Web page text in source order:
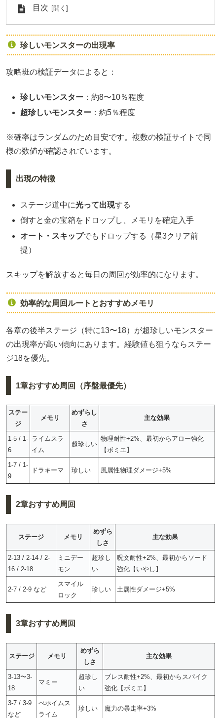
目次
珍しいモンスターの出現率
攻略班の検証データによると：
珍しいモンスター ：約8〜10％程度
超珍しいモンスター ：約5％程度
※確率はランダムのため目安です。複数の検証サイトで同
様の数値が確認されています。
出現の特徴
ステージ道中に光って出現する
倒すと金の宝箱をドロップし、メモリを確定入手
オート・スキップでもドロップする（星3クリア前
提）
スキップを解放すると毎日の周回が効率的になります。
効率的な周回ルートとおすすめメモリ
各章の後半ステージ（特に13〜18）が超珍しいモンスター
の出現率が高い傾向にあります。経験値も狙うならステー
ジ18を優先。
1章おすすめ周回（序盤最優先）
ステー
ジ
メモリ
めずらし
さ
主な効果
1-5 / 1-
6
ライムスラ
イム
超珍しい
物理耐性+2%、最初からアロー強化
【ボミエ】
1-7 / 1-
9
ドラキーマ 珍しい 風属性物理ダメージ+5%
2章おすすめ周回
ステージ メモリ
めずら
しさ
主な効果
2-13 / 2-14 / 2-
16 / 2-18
ミニデー
モン
超珍し
い
呪文耐性+2%、最初からソード
強化【いやし】
2-7 / 2-9 など
スマイル
ロック
珍しい 土属性ダメージ+5%
3章おすすめ周回
ステージ メモリ
めずら
しさ
主な効果
3-13〜3-
18
マミー
超珍し
い
ブレス耐性+2%、最初からスパイク
強化【ボミエ】
3-7 / 3-9
など
べホイムス
ライム
珍しい 魔力の暴走率+3%